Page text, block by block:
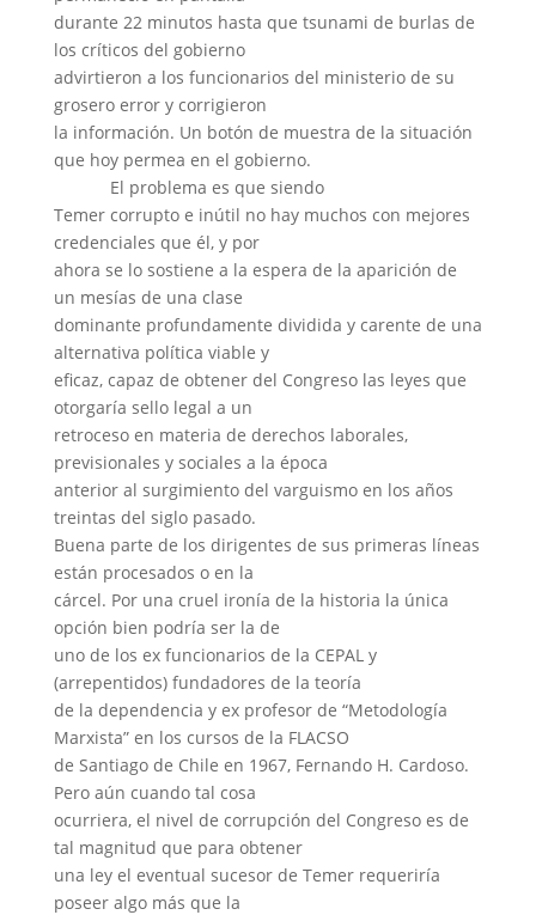
durante 22 minutos hasta que tsunami de burlas de
los críticos del gobierno
advirtieron a los funcionarios del ministerio de su
grosero error y corrigieron
la información. Un botón de muestra de la situación
que hoy permea en el gobierno.
El problema es que siendo
Temer corrupto e inútil no hay muchos con mejores
credenciales que él, y por
ahora se lo sostiene a la espera de la aparición de
un mesías de una clase
dominante profundamente dividida y carente de una
alternativa política viable y
eficaz, capaz de obtener del Congreso las leyes que
otorgaría sello legal a un
retroceso en materia de derechos laborales,
previsionales y sociales a la época
anterior al surgimiento del varguismo en los años
treintas del siglo pasado.
Buena parte de los dirigentes de sus primeras líneas
están procesados o en la
cárcel. Por una cruel ironía de la historia la única
opción bien podría ser la de
uno de los ex funcionarios de la CEPAL y
(arrepentidos) fundadores de la teoría
de la dependencia y ex profesor de “Metodología
Marxista” en los cursos de la FLACSO
de Santiago de Chile en 1967, Fernando H. Cardoso.
Pero aún cuando tal cosa
ocurriera, el nivel de corrupción del Congreso es de
tal magnitud que para obtener
una ley el eventual sucesor de Temer requeriría
poseer algo más que la